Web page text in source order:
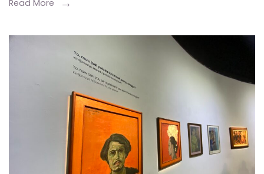
Read More